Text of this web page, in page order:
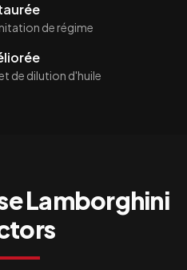
de régime
de dilution d'huile
Lamborghini